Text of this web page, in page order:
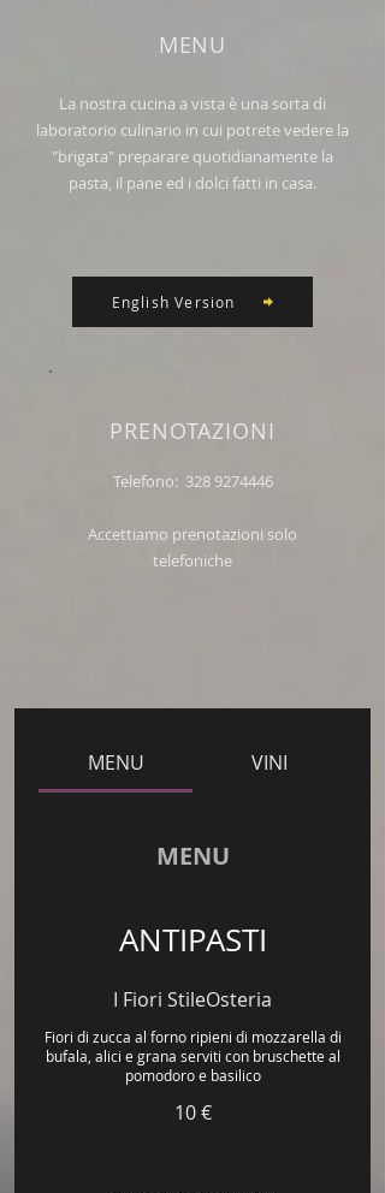
MENU
La nostra cucina a vista è una sorta di
laboratorio culinario in cui potrete vedere la
"brigata" preparare quotidianamente la
pasta, il pane ed i dolci fatti in casa.
English Version
PRENOTAZIONI
Telefono: 328 9274446
Accettiamo prenotazioni solo
telefoniche
MENU VINI
MENU
ANTIPASTI
I Fiori StileOsteria
Fiori di zucca al forno ripieni di mozzarella di
bufala, alici e grana serviti con bruschette al
pomodoro e basilico
10 €